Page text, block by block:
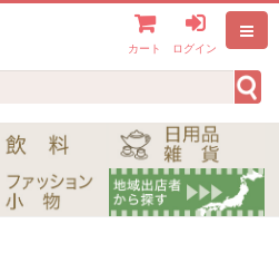
カート ログイン